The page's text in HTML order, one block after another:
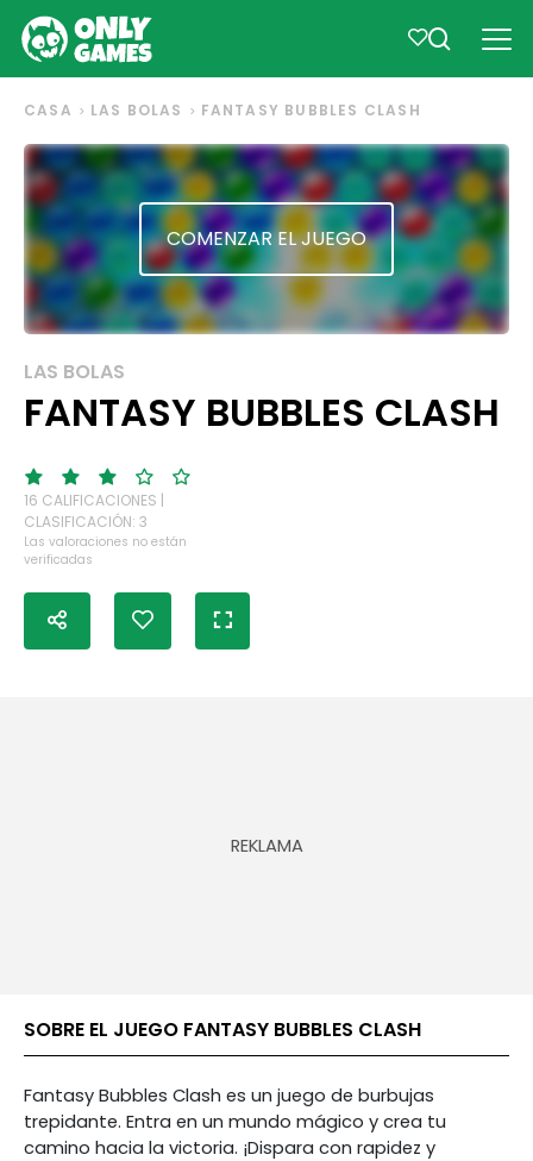
CASA LAS BOLAS FANTASY BUBBLES CLASH
COMENZAR EL JUEGO
LAS BOLAS
FANTASY BUBBLES CLASH
16 CALIFICACIONES |
CLASIFICACIÓN: 3
Las valoraciones no están
verificadas
SOBRE EL JUEGO FANTASY BUBBLES CLASH
Fantasy Bubbles Clash es un juego de burbujas
trepidante. Entra en un mundo mágico y crea tu
camino hacia la victoria. ¡Dispara con rapidez y